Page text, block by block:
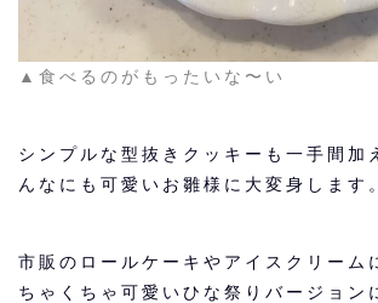
▲食べるのがもったいな〜い
シンプルな型抜きクッキーも一手間加
んなにも可愛いお雛様に大変身します。
市販のロールケーキやアイスクリーム
ちゃくちゃ可愛いひな祭りバージョン